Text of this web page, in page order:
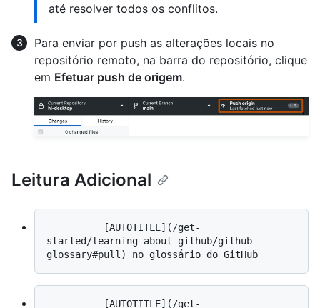
até resolver todos os conflitos.
Para enviar por push as alterações locais no
repositório remoto, na barra do repositório, clique
em Efetuar push de origem.
Leitura Adicional
started/learning-about-github/github-